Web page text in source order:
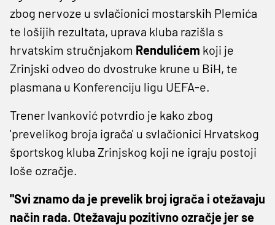
zbog nervoze u svlačionici mostarskih Plemića
te lošijih rezultata, uprava kluba razišla s
hrvatskim stručnjakom Rendulićem koji je
Zrinjski odveo do dvostruke krune u BiH, te
plasmana u Konferenciju ligu UEFA-e.
Trener Ivanković potvrdio je kako zbog
'prevelikog broja igrača' u svlačionici Hrvatskog
športskog kluba Zrinjskog koji ne igraju postoji
loše ozračje.
"Svi znamo da je prevelik broj igrača i otežavaju
način rada. Otežavaju pozitivno ozračje jer se